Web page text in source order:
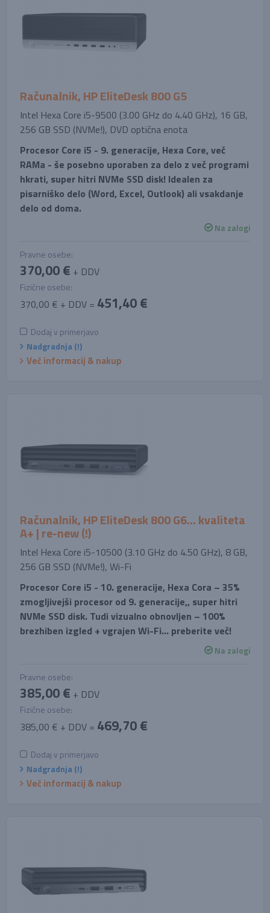
Računalnik, HP EliteDesk 800 G5
Intel Hexa Core i5-9500 (3.00 GHz do 4.40 GHz), 16 GB,
256 GB SSD (NVMe!), DVD optična enota
Procesor Core i5 - 9. generacije, Hexa Core, več
RAMa - še posebno uporaben za delo z več programi
hkrati, super hitri NVMe SSD disk! Idealen za
pisarniško delo (Word, Excel, Outlook) ali vsakdanje
delo od doma.
Na zalogi
Pravne osebe:
370,00 € + DDV
Fizične osebe:
370,00 € + DDV = 451,40 €
Dodaj v primerjavo
Nadgradnja (!)
Več informacij & nakup
Računalnik, HP EliteDesk 800 G6... kvaliteta
A+ | re-new (!)
Intel Hexa Core i5-10500 (3.10 GHz do 4.50 GHz), 8 GB,
256 GB SSD (NVMe!), Wi-Fi
Procesor Core i5 - 10. generacije, Hexa Cora – 35%
zmogljivejši procesor od 9. generacije,, super hitri
NVMe SSD disk. Tudi vizualno obnovljen – 100%
brezhiben izgled + vgrajen Wi-Fi… preberite več!
Na zalogi
Pravne osebe:
385,00 € + DDV
Fizične osebe:
385,00 € + DDV = 469,70 €
Dodaj v primerjavo
Nadgradnja (!)
Več informacij & nakup